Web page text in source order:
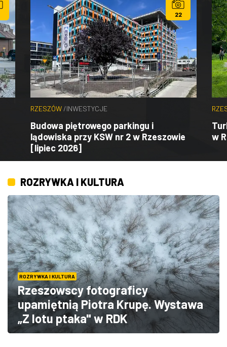
22
RZESZÓW/INWESTYCJE
Budowa piętrowego parkingu i
lądowiska przy KSW nr 2 w Rzeszowie
[lipiec 2026]
w
ROZRYWKA I KULTURA
ROZRYWKA I KULTURA
Rzeszowscy fotograficy
upamiętnią Piotra Krupę. Wystawa
„Z lotu ptaka" w RDK